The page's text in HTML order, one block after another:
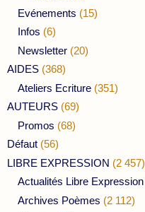
Evénements (15)
Infos (6)
Newsletter (20)
AIDES (368)
Ateliers Ecriture (351)
AUTEURS (69)
Promos (68)
Défaut (56)
LIBRE EXPRESSION (2 457)
Actualités Libre Expression
Archives Poèmes (2 112)